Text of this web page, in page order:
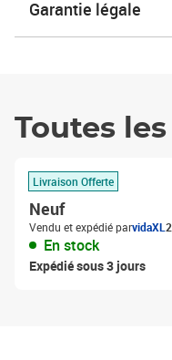
Garantie légale
Toutes
Livraison Offerte
Neuf
Vendu et expédié parvidaXL
En stock
Expédié sous 3 jours